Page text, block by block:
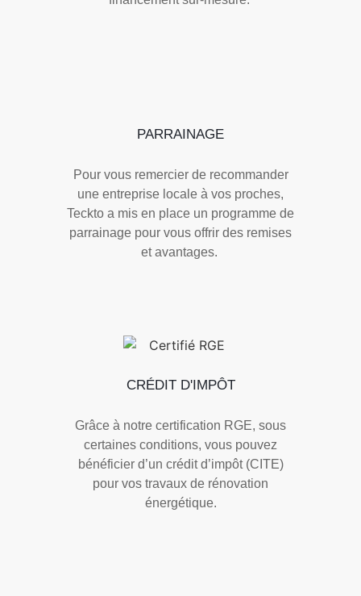
PARRAINAGE
Pour vous remercier de recommander
une entreprise locale à vos proches,
Teckto a mis en place un programme de
parrainage pour vous offrir des remises
et avantages.
CRÉDIT D'IMPÔT
Grâce à notre certification RGE, sous
certaines conditions, vous pouvez
bénéficier d’un crédit d’impôt (CITE)
pour vos travaux de rénovation
énergétique.